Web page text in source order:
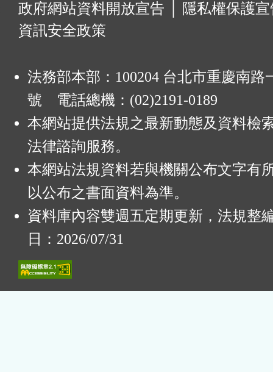
政府網站資料開放宣告
隱私權保護
資訊安全政策
法務部本部：100204 台北市重慶南路
號 電話總機：(02)2191-0189
本網站提供法規之最新動態及資料檢
法律諮詢服務。
本網站法規資料若與機關公布文字有
以公布之書面資料為準。
資料庫內容雙週五定期更新，法規整
日：2026/07/31